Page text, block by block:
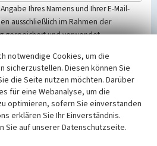
Ihres Namens und Ihrer E-Mail-
ausschließlich im Rahmen der
gespeichert und verwendet.
entsprechend der Vorschriften des
NRW und der seit
Datenschutzgrundverordnung
beachten Sie bitte unsere
notwendige Cookies, um die
sicherzustellen. Diesen können Sie
die Seite nutzen möchten. Darüber
für eine Webanalyse, um die
optimieren, sofern Sie einverstanden
erklären Sie Ihr Einverständnis.
Sie auf unserer Datenschutzseite.